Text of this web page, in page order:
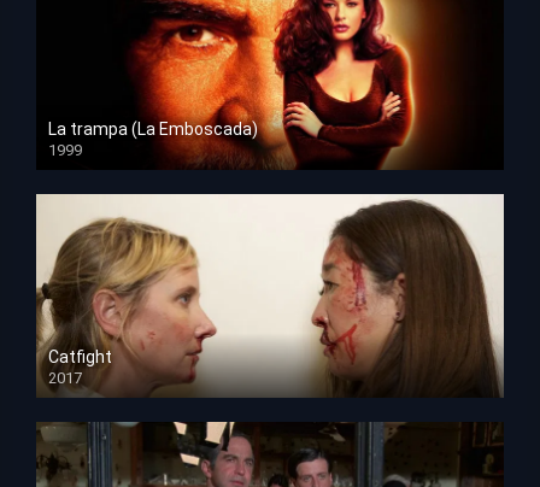
La trampa (La Emboscada)
1999
HD 1080p
Catfight
2017
HD 720p